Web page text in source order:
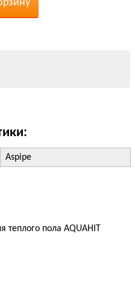
Aspipe
теплого пола AQUAHIT